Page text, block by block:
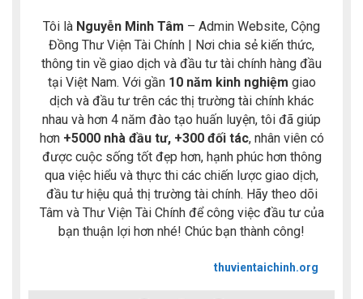
Tôi là Nguyễn Minh Tâm – Admin Website, Cộng
Đồng Thư Viện Tài Chính | Nơi chia sẻ kiến thức,
thông tin về giao dịch và đầu tư tài chính hàng đầu
tại Việt Nam. Với gần 10 năm kinh nghiệm giao
dịch và đầu tư trên các thị trường tài chính khác
nhau và hơn 4 năm đào tạo huấn luyện, tôi đã giúp
hơn +5000 nhà đầu tư, +300 đối tác, nhân viên có
được cuộc sống tốt đẹp hơn, hạnh phúc hơn thông
qua việc hiểu và thực thi các chiến lược giao dịch,
đầu tư hiệu quả thị trường tài chính. Hãy theo dõi
Tâm và Thư Viện Tài Chính để công việc đầu tư của
bạn thuận lợi hơn nhé! Chúc bạn thành công!
thuvientaichinh.org